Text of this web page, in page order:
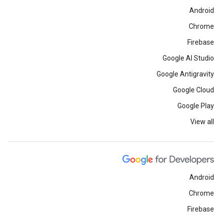
Android
Chrome
Firebase
Google AI Studio
Google Antigravity
Google Cloud
Google Play
View all
Android
Chrome
Firebase